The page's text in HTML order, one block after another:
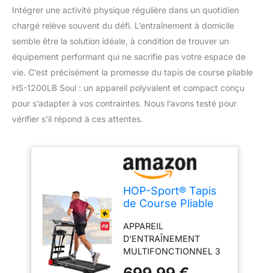
Intégrer une activité physique régulière dans un quotidien
chargé relève souvent du défi. L’entraînement à domicile
semble être la solution idéale, à condition de trouver un
équipement performant qui ne sacrifie pas votre espace de
vie. C’est précisément la promesse du tapis de course pliable
HS-1200LB Soul : un appareil polyvalent et compact conçu
pour s’adapter à vos contraintes. Nous l’avons testé pour
vérifier s’il répond à ces attentes.
HOP-Sport® Tapis
de Course Pliable
Vitesse 0.8-14
km/h, Tapis Roulant
Inclinable 2en1 pour
la Maison avec
APPAREIL
D'ENTRAÎNEMENT
MULTIFONCTIONNEL 3